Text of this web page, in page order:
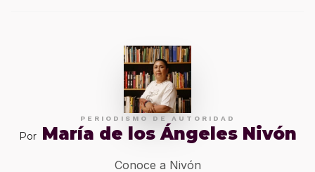
PERIODISMO DE AUTORIDAD
Por María de los Ángeles Nivón
Conoce a Nivón